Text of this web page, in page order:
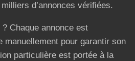
d’annonces vérifiées.
Chaque annonce est
manuellement pour garantir son
particulière est portée à la